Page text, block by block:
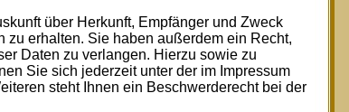
über Herkunft, Empfänger und Zweck
zu erhalten. Sie haben außerdem ein Recht,
Daten zu verlangen. Hierzu sowie zu
Sie sich jederzeit unter der im Impressum
steht Ihnen ein Beschwerderecht bei der